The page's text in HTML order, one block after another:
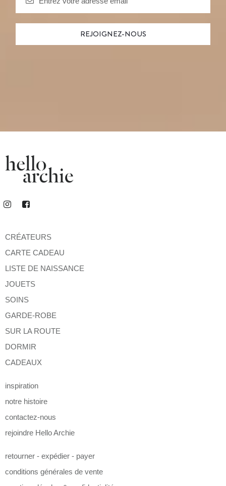
CRÉATEURS
CARTE CADEAU
LISTE DE NAISSANCE
JOUETS
SOINS
GARDE-ROBE
SUR LA ROUTE
DORMIR
CADEAUX
inspiration
notre histoire
contactez-nous
rejoindre Hello Archie
retourner - expédier - payer
conditions générales de vente